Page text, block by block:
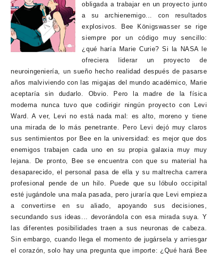
obligada a trabajar en un proyecto junto
a su archienemigo... con resultados
explosivos. Bee Königswasser se rige
siempre por un código muy sencillo:
¿qué haría Marie Curie? Si la NASA le
ofreciera liderar un proyecto de
neuroingeniería, un sueño hecho realidad después de pasarse
años malviviendo con las migajas del mundo académico, Marie
aceptaría sin dudarlo. Obvio. Pero la madre de la física
moderna nunca tuvo que codirigir ningún proyecto con Levi
Ward. A ver, Levi no está nada mal: es alto, moreno y tiene
una mirada de lo más penetrante. Pero Levi dejó muy claros
sus sentimientos por Bee en la universidad: es mejor que dos
enemigos trabajen cada uno en su propia galaxia muy muy
lejana. De pronto, Bee se encuentra con que su material ha
desaparecido, el personal pasa de ella y su maltrecha carrera
profesional pende de un hilo. Puede que su lóbulo occipital
esté jugándole una mala pasada, pero juraría que Levi empieza
a convertirse en su aliado, apoyando sus decisiones,
secundando sus ideas... devorándola con esa mirada suya. Y
las diferentes posibilidades traen a sus neuronas de cabeza.
Sin embargo, cuando llega el momento de jugársela y arriesgar
el corazón, solo hay una pregunta que importe: ¿Qué hará Bee